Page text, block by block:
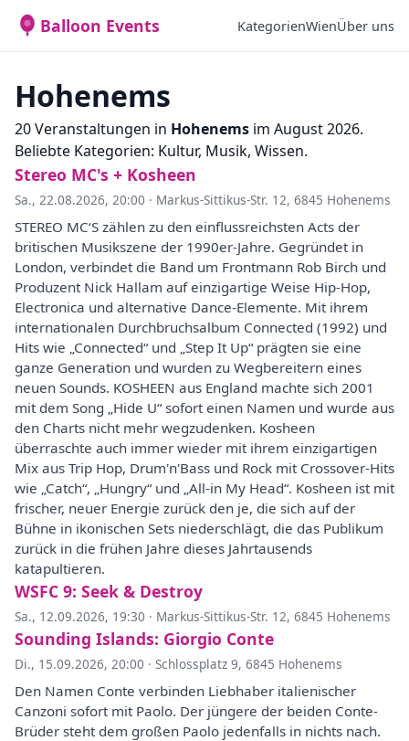
Balloon Events KategorienWienÜber uns
Hohenems
20 Veranstaltungen in Hohenems im August 2026.
Beliebte Kategorien: Kultur, Musik, Wissen.
Stereo MC's + Kosheen
Sa., 22.08.2026, 20:00 · Markus-Sittikus-Str. 12, 6845 Hohenems
STEREO MC‘S zählen zu den einflussreichsten Acts der
britischen Musikszene der 1990er-Jahre. Gegründet in
London, verbindet die Band um Frontmann Rob Birch und
Produzent Nick Hallam auf einzigartige Weise Hip-Hop,
Electronica und alternative Dance-Elemente. Mit ihrem
internationalen Durchbruchsalbum Connected (1992) und
Hits wie „Connected“ und „Step It Up“ prägten sie eine
ganze Generation und wurden zu Wegbereitern eines
neuen Sounds. KOSHEEN aus England machte sich 2001
mit dem Song „Hide U“ sofort einen Namen und wurde aus
den Charts nicht mehr wegzudenken. Kosheen
überraschte auch immer wieder mit ihrem einzigartigen
Mix aus Trip Hop, Drum'n'Bass und Rock mit Crossover-Hits
wie „Catch“, „Hungry“ und „All-in My Head“. Kosheen ist mit
frischer, neuer Energie zurück den je, die sich auf der
Bühne in ikonischen Sets niederschlägt, die das Publikum
zurück in die frühen Jahre dieses Jahrtausends
katapultieren.
WSFC 9: Seek & Destroy
Sa., 12.09.2026, 19:30 · Markus-Sittikus-Str. 12, 6845 Hohenems
Sounding Islands: Giorgio Conte
Di., 15.09.2026, 20:00 · Schlossplatz 9, 6845 Hohenems
Den Namen Conte verbinden Liebhaber italienischer
Canzoni sofort mit Paolo. Der jüngere der beiden Conte-
Brüder steht dem großen Paolo jedenfalls in nichts nach.